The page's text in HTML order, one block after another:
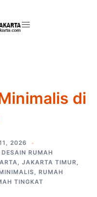
di
2026
DESAIN RUMAH
, JAKARTA TIMUR,
, RUMAH
TINGKAT